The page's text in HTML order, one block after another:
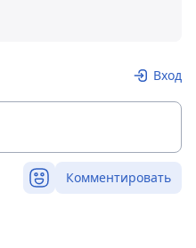
Вход
Комментировать